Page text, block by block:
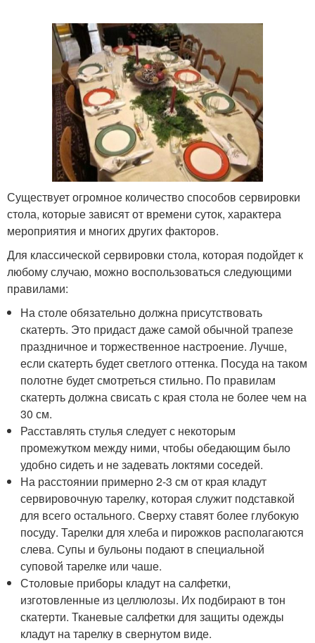
Существует огромное количество способов сервировки
стола, которые зависят от времени суток, характера
мероприятия и многих других факторов.
Для классической сервировки стола, которая подойдет к
любому случаю, можно воспользоваться следующими
правилами:
На столе обязательно должна присутствовать
скатерть. Это придаст даже самой обычной трапезе
праздничное и торжественное настроение. Лучше,
если скатерть будет светлого оттенка. Посуда на таком
полотне будет смотреться стильно. По правилам
скатерть должна свисать с края стола не более чем на
30 см.
Расставлять стулья следует с некоторым
промежутком между ними, чтобы обедающим было
удобно сидеть и не задевать локтями соседей.
На расстоянии примерно 2-3 см от края кладут
сервировочную тарелку, которая служит подставкой
для всего остального. Сверху ставят более глубокую
посуду. Тарелки для хлеба и пирожков располагаются
слева. Супы и бульоны подают в специальной
суповой тарелке или чаше.
Столовые приборы кладут на салфетки,
изготовленные из целлюлозы. Их подбирают в тон
скатерти. Тканевые салфетки для защиты одежды
кладут на тарелку в свернутом виде.